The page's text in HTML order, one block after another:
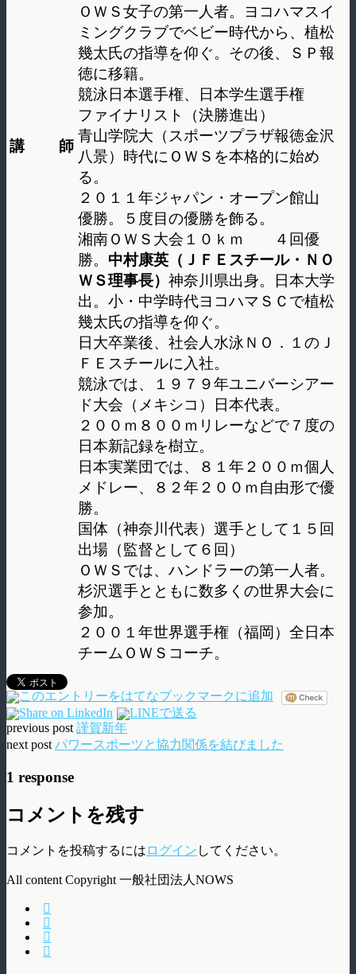
講 師
ＯＷＳ女子の第一人者。ヨコハマスイ
ミングクラブでベビー時代から、植松
幾太氏の指導を仰ぐ。その後、ＳＰ報
徳に移籍。
競泳日本選手権、日本学生選手権
ファイナリスト（決勝進出）
青山学院大（スポーツプラザ報徳金沢
八景）時代にＯＷＳを本格的に始め
る。
２０１１年ジャパン・オープン館山
優勝。５度目の優勝を飾る。
湘南ＯＷＳ大会１０ｋｍ ４回優
勝。 中村康英（ＪＦＥスチール・ＮＯ
ＷＳ理事長） 神奈川県出身。日本大学
出。小・中学時代ヨコハマＳＣで植松
幾太氏の指導を仰ぐ。
日大卒業後、社会人水泳ＮＯ．１のＪ
ＦＥスチールに入社。
競泳では、１９７９年ユニバーシアー
ド大会（メキシコ）日本代表。
２００ｍ８００ｍリレーなどで７度の
日本新記録を樹立。
日本実業団では、８１年２００ｍ個人
メドレー、８２年２００ｍ自由形で優
勝。
国体（神奈川代表）選手として１５回
出場（監督として６回）
ＯＷＳでは、ハンドラーの第一人者。
杉沢選手とともに数多くの世界大会に
参加。
２００１年世界選手権（福岡）全日本
チームＯＷＳコーチ。
previous post 謹賀新年
next post パワースポーツと協力関係を結びました
1 response
コメントを残す
コメントを投稿するには ログイン してください。
All content Copyright 一般社団法人NOWS